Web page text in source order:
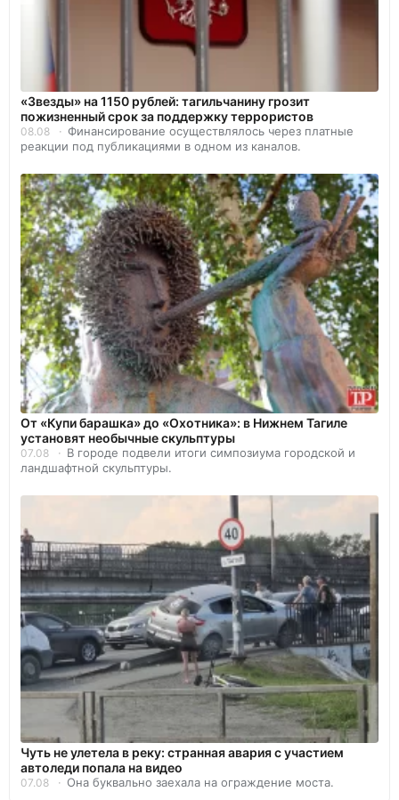
«Звезды» на 1150 рублей: тагильчанину грозит
пожизненный срок за поддержку террористов
08.08
Финансирование осуществлялось через платные
реакции под публикациями в одном из каналов.
От «Купи барашка» до «Охотника»: в Нижнем Тагиле
установят необычные скульптуры
07.08
В городе подвели итоги симпозиума городской и
ландшафтной скульптуры.
Чуть не улетела в реку: странная авария с участием
автоледи попала на видео
07.08 Она буквально заехала на ограждение моста.